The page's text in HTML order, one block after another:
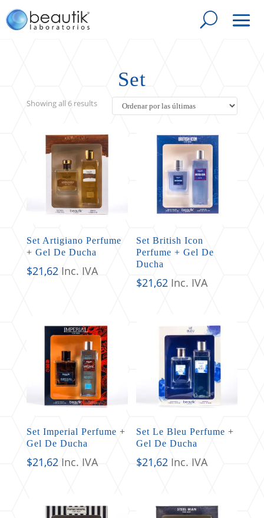
Set
Showing all 6 resultsSorted
Set Artigiano Perfume
+ Gel De Ducha
$21,62 Inc. IVA
Set British Icon
Perfume + Gel De
Ducha
$21,62 Inc. IVA
Set Imperial Perfume +
Gel De Ducha
$21,62 Inc. IVA
Set Le Bleu Perfume +
Gel De Ducha
$21,62 Inc. IVA